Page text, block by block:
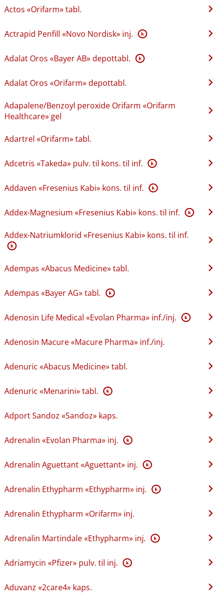
Actos «Orifarm» tabl.
Actrapid Penfill «Novo Nordisk» inj. K
Adalat Oros «Bayer AB» depottabl. K
Adalat Oros «Orifarm» depottabl.
Adapalene​/​Benzoyl peroxide Orifarm «Orifarm
Healthcare» gel
Adartrel «Orifarm» tabl.
Adcetris «Takeda» pulv. til kons. til inf. K
Addaven «Fresenius Kabi» kons. til inf. K
Addex-Magnesium «Fresenius Kabi» kons. til inf. K
Addex-Natriumklorid «Fresenius Kabi» kons. til inf.
K
Adempas «Abacus Medicine» tabl.
Adempas «Bayer AG» tabl. K
Adenosin Life Medical «Evolan Pharma» inf.​/​inj. K
Adenosin Macure «Macure Pharma» inf.​/​inj.
Adenuric «Abacus Medicine» tabl.
Adenuric «Menarini» tabl. K
Adport Sandoz «Sandoz» kaps.
Adrenalin «Evolan Pharma» inj. K
Adrenalin Aguettant «Aguettant» inj. K
Adrenalin Ethypharm «Ethypharm» inj. K
Adrenalin Ethypharm «Orifarm» inj.
Adrenalin Martindale «Ethypharm» inj. K
Adriamycin «Pfizer» pulv. til inj. K
Aduvanz «2care4» kaps.